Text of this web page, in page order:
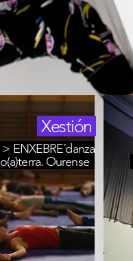
> ENXEBRE´danza
Ourense
Xestión